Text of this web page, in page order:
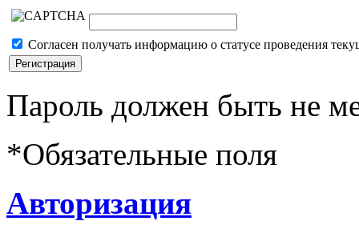
Согласен получать информацию о статусе проведения
Пароль должен быть не
*Обязательные поля
Авторизация